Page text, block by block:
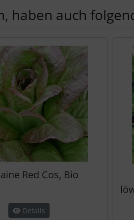
haben auch
Red Cos, Bio
Details